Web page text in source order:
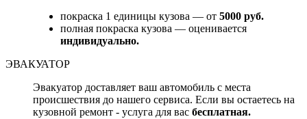
покраска 1 единицы кузова — от 5000 руб.
полная покраска кузова — оценивается
индивидуально.
ЭВАКУАТОР
Эвакуатор доставляет ваш автомобиль с места
происшествия до нашего сервиса. Если вы остаетесь на
кузовной ремонт - услуга для вас бесплатная.